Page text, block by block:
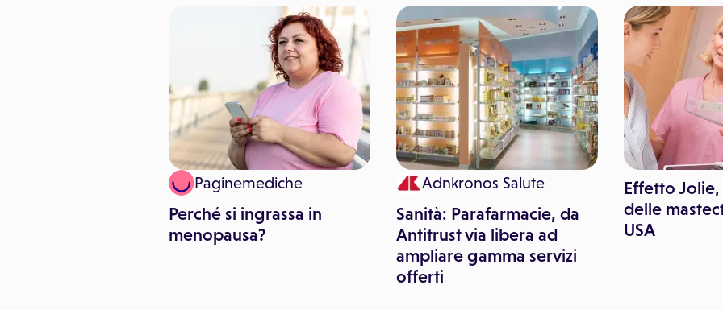
Paginemediche
Perché si ingrassa in
menopausa?
Adnkronos Salute
Sanità: Parafarmacie, da
Antitrust via libera ad
ampliare gamma servizi
offerti
Effetto
delle
USA